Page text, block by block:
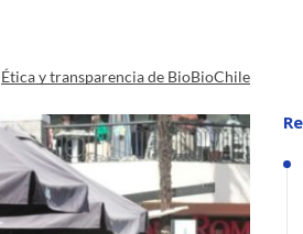
Ética y transparencia de BioBioChile